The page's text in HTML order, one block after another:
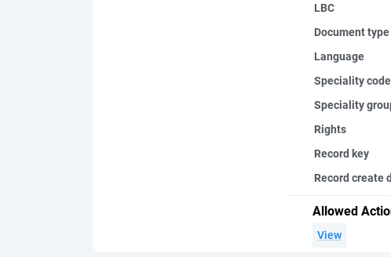
LBC
Document type
Language
Speciality code
Speciality
Rights
Record key
Record create
Allowed
View